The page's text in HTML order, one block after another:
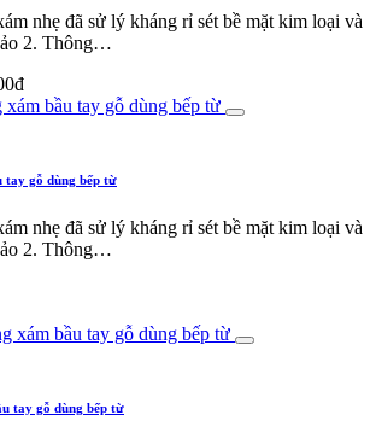
nhẹ đã sử lý kháng rỉ sét bề mặt kim loại và
2. Thông…
tay gỗ dùng bếp từ
nhẹ đã sử lý kháng rỉ sét bề mặt kim loại và
2. Thông…
tay gỗ dùng bếp từ